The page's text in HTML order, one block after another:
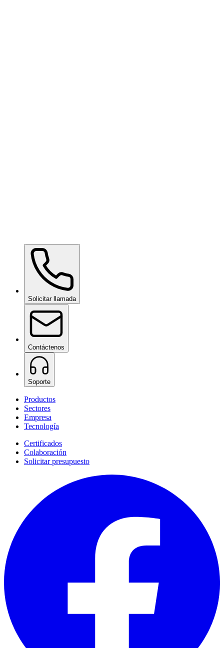
Ceramic Pro Shampoobajo consulta
Solicitar llamada
Contáctenos
Soporte
Productos
Sectores
Empresa
Tecnología
Certificados
Colaboración
Solicitar presupuesto